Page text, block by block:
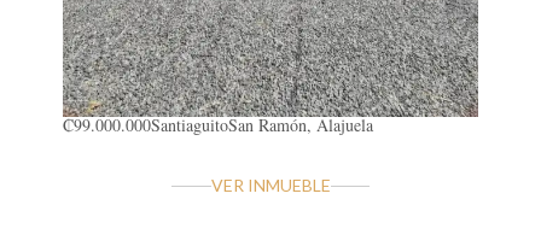
₡99.000.000SantiaguitoSan Ramón, Alajuela
VER INMUEBLE